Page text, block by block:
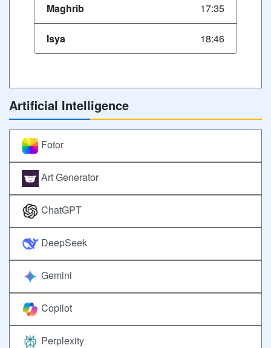
Maghrib 17:35
Isya 18:46
Artificial Intelligence
Fotor
Art Generator
ChatGPT
DeepSeek
Gemini
Copilot
Perplexity